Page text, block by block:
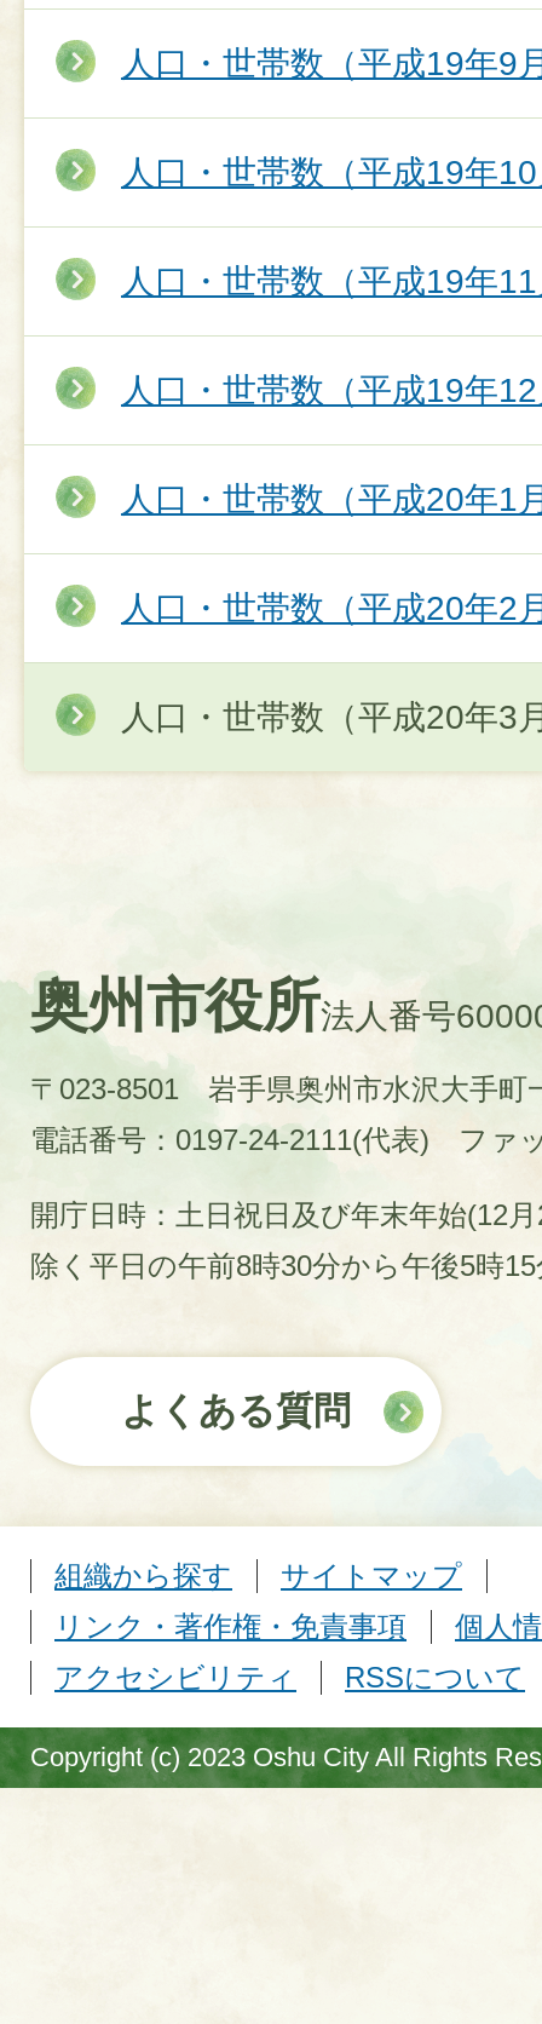
人口・世帯数（平成19年9
人口・世帯数（平成19年
人口・世帯数（平成19年
人口・世帯数（平成19年
人口・世帯数（平成20年1
人口・世帯数（平成20年2
人口・世帯数（平成20年3
奥州市役所法人番号
〒023-8501 岩手県奥州市水沢大手町
電話番号：0197-24-2111(代表)
ファ
開庁日時：土日祝日及び年末年始(12
除く平日の午前8時30分から午後5時
よくある質問
組織から探す
サイトマップ
リンク・著作権・免責事項
個人
アクセシビリティ
RSSについて
Copyright (c) 2023 Oshu City All Rights